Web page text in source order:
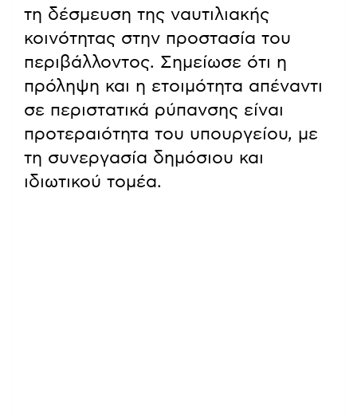
τη δέσμευση της ναυτιλιακής
κοινότητας στην προστασία του
περιβάλλοντος. Σημείωσε ότι η
πρόληψη και η ετοιμότητα απέναντι
σε περιστατικά ρύπανσης είναι
προτεραιότητα του υπουργείου, με
τη συνεργασία δημόσιου και
ιδιωτικού τομέα.